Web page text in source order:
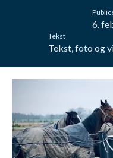
6.
Tekst
Tekst, foto og